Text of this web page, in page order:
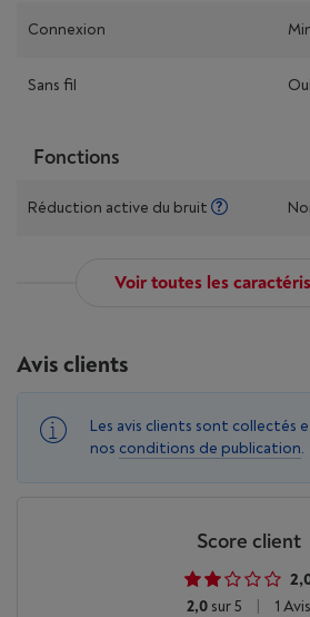
Connexion
Sans fil Oui
Fonctions
Réduction active du bruit
Voir toutes les
Avis clients
Les avis clients sont collectés
nos conditions de publication.
Score client
2,0 sur 5 1 Avis